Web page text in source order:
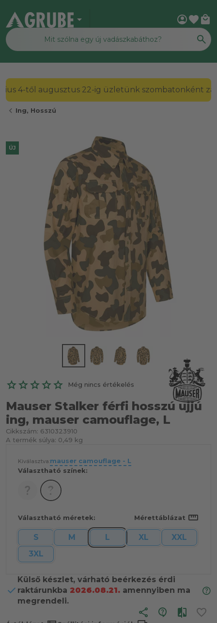
arrow_drop_down account_circlefavorite local_mall
2026. július 4-től augusztus 22-ig üzletünk
chevron_left Ing, Hosszú
ÚJ
Még nincs értékelés
Mauser Stalker férfi hosszú ujjú
ing, mauser camouflage, L
Cikkszám: 6310323910
A termék súlya: 0,49 kg
Választható színek:
Kiválasztva:mauser camouflage - L
Választható méretek: Mérettáblázat straighten
S M L XL
XXL
3XL
Külső készlet, várható beérkezés érdi
raktárunkba 2026.08.21. amennyiben ma
megrendeli.
share